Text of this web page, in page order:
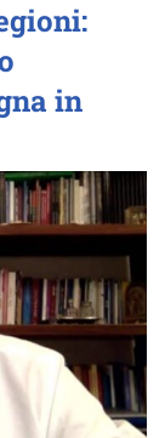
in